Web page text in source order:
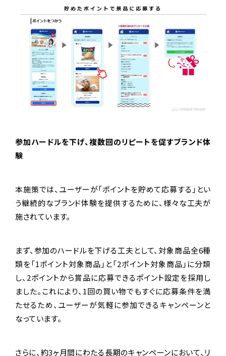
参加ハードルを下げ、複数回のリピートを促すブランド体
験
本施策では、ユーザーが「ポイントを貯めて応募する」とい
う継続的なブランド体験を提供するために、様々な工夫が
施されています。
まず、参加のハードルを下げる工夫として、対象商品全6種
類を「1ポイント対象商品」と「2ポイント対象商品」に分類
し、2ポイントから賞品に応募できるポイント設定を採用し
ました。これにより、1回の買い物でもすぐに応募条件を満
たせるため、ユーザーが気軽に参加できるキャンペーンと
なっています。
さらに、約3ヶ月間にわたる長期のキャンペーンにおいて、リ